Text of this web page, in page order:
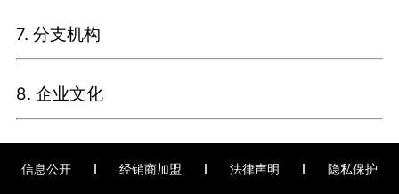
7. 分支机构
8. 企业文化
信息公开 经销商加盟 法律声明 隐私保护